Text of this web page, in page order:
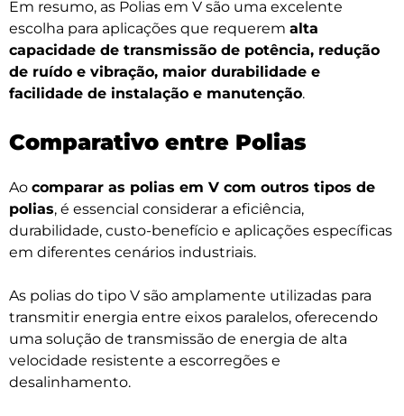
Em resumo, as Polias em V são uma excelente
escolha para aplicações que requerem alta
capacidade de transmissão de potência, redução
de ruído e vibração, maior durabilidade e
facilidade de instalação e manutenção.
Comparativo entre Polias
Ao comparar as polias em V com outros tipos de
polias, é essencial considerar a eficiência,
durabilidade, custo-benefício e aplicações específicas
em diferentes cenários industriais.
As polias do tipo V são amplamente utilizadas para
transmitir energia entre eixos paralelos, oferecendo
uma solução de transmissão de energia de alta
velocidade resistente a escorregões e
desalinhamento.